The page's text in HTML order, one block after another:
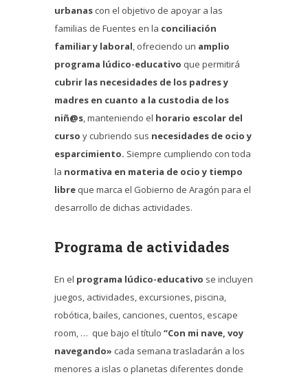
urbanas con el objetivo de apoyar a las
familias de Fuentes en la conciliación
familiar y laboral, ofreciendo un amplio
programa lúdico-educativo que permitirá
cubrir las necesidades de los padres y
madres en cuanto a la custodia de los
niñ@s, manteniendo el horario escolar del
curso y cubriendo sus necesidades de ocio y
esparcimiento. Siempre cumpliendo con toda
la normativa en materia de ocio y tiempo
libre que marca el Gobierno de Aragón para el
desarrollo de dichas actividades.
Programa de actividades
En el programa lúdico-educativo se incluyen
juegos, actividades, excursiones, piscina,
robótica, bailes, canciones, cuentos, escape
room, … que bajo el título “Con mi nave, voy
navegando» cada semana trasladarán a los
menores a islas o planetas diferentes donde